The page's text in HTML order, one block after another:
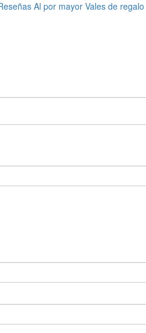
Al por mayor Vales de regalo